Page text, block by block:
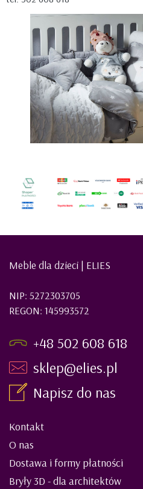
Meble dla dzieci | ELIES
NIP: 5272303705
REGON: 145993572
+48 502 608 618
sklep@elies.pl
Napisz do nas
Kontakt
O nas
Dostawa i formy płatności
Bryły 3D - dla architektów